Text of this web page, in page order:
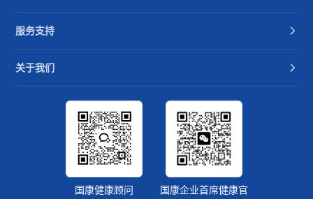
服务支持
关于我们
国康健康顾问 国康企业首席健康官